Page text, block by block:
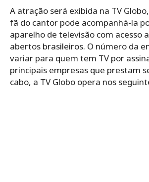
A atração será exibida na TV
fã do cantor pode acompanhá-la
aparelho de televisão com acesso
abertos brasileiros. O número da
variar para quem tem TV por
principais empresas que prestam
cabo, a TV Globo opera nos